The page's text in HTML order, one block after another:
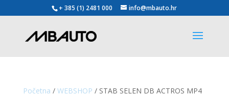
+ 385 (1) 2481 000 info@mbauto.hr
Početna / WEBSHOP / STAB SELEN DB ACTROS MP4